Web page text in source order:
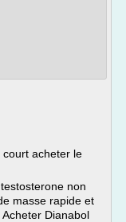
acheter le
non
masse rapide et
Dianabol